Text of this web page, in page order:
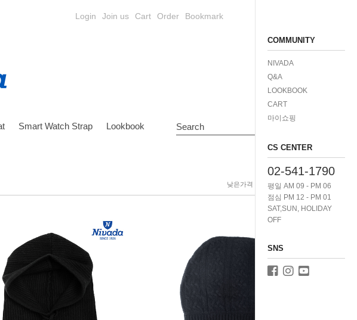
Login Join us Cart Order Bookmark
Smart Watch Strap Lookbook Search
COMMUNITY
NIVADA
Q&A
LOOKBOOK
CART
마이쇼핑
CS CENTER
02-541-1790
평일 AM 09 - PM 06
점심 PM 12 - PM 01
SAT,SUN, HOLIDAY
OFF
SNS
낮은가격 높은가격 제품명